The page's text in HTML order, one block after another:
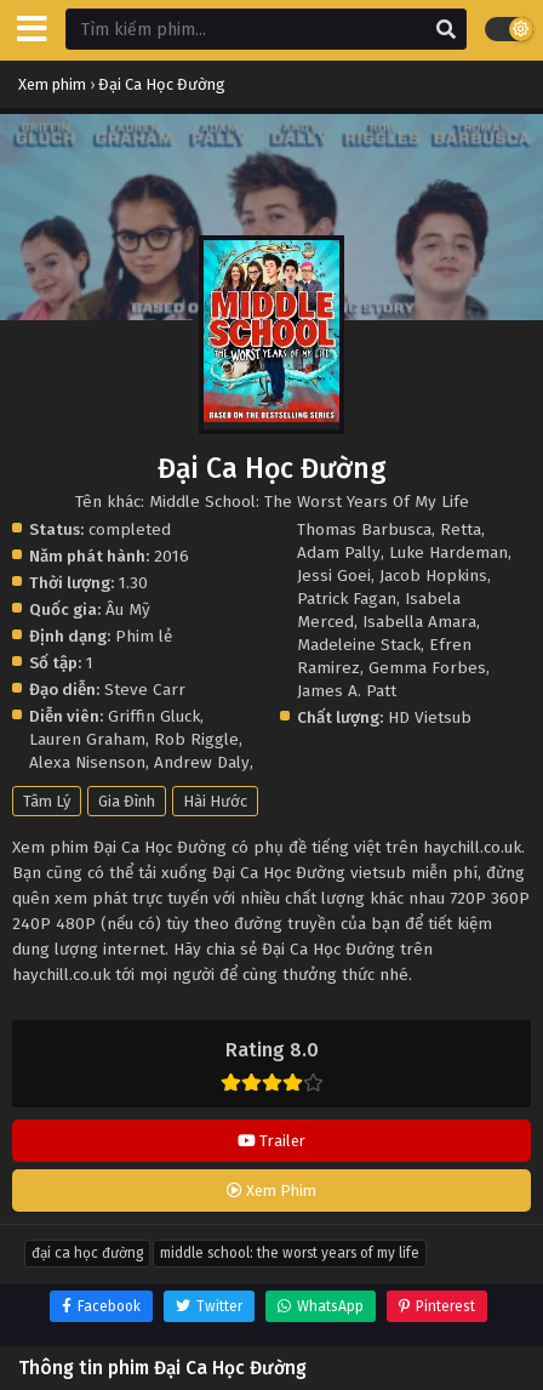
Xem phim › Đại Ca Học Đường
Rating 8.0
Trailer
Xem Phim
Đại Ca Học Đường
Tên khác: Middle School: The Worst Years Of My Life
Status: completed
Năm phát hành: 2016
Thời lượng: 1.30
Quốc gia: Âu Mỹ
Định dạng: Phim lẻ
Số tập: 1
Đạo diễn: Steve Carr
Diễn viên: Griffin Gluck,
Lauren Graham, Rob Riggle,
Alexa Nisenson, Andrew Daly,
Thomas Barbusca, Retta,
Adam Pally, Luke Hardeman,
Jessi Goei, Jacob Hopkins,
Patrick Fagan, Isabela
Merced, Isabella Amara,
Madeleine Stack, Efren
Ramirez,Gemma Forbes,
James A. Patt
Chất lượng: HD Vietsub
Tâm Lý Gia Đình Hài Hước
Xem phim Đại Ca Học Đường có phụ đề tiếng việt trên haychill.co.uk.
Bạn cũng có thể tải xuống Đại Ca Học Đường vietsub miễn phí, đừng
quên xem phát trực tuyến với nhiều chất lượng khác nhau 720P 360P
240P 480P (nếu có) tùy theo đường truyền của bạn để tiết kiệm
dung lượng internet. Hãy chia sẻ Đại Ca Học Đường trên
haychill.co.uk tới mọi người để cùng thưởng thức nhé.
đại ca học đường middle school: the worst years of my life
Facebook Twitter WhatsApp Pinterest
Thông tin phim Đại Ca Học Đường